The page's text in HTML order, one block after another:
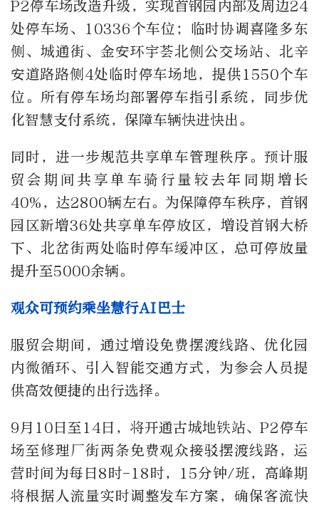
P2停车场改造升级，实现首钢园内部及周边24
处停车场、10336个车位；临时协调喜隆多东
侧、城通街、金安环宇荟北侧公交场站、北辛
安道路路侧4处临时停车场地，提供1550个车
位。所有停车场均部署停车指引系统，同步优
化智慧支付系统，保障车辆快进快出。
同时，进一步规范共享单车管理秩序。预计服
贸会期间共享单车骑行量较去年同期增长
40%，达2800辆左右。为保障停车秩序，首钢
园区新增36处共享单车停放区，增设首钢大桥
下、北岔街两处临时停车缓冲区，总可停放量
提升至5000余辆。
观众可预约乘坐慧行AI巴士
服贸会期间，通过增设免费摆渡线路、优化园
内微循环、引入智能交通方式，为参会人员提
供高效便捷的出行选择。
9月10日至14日，将开通古城地铁站、P2停车
场至修理厂街两条免费观众接驳摆渡线路，运
营时间为每日8时-18时，15分钟/班，高峰期
将根据人流量实时调整发车方案，确保客流快